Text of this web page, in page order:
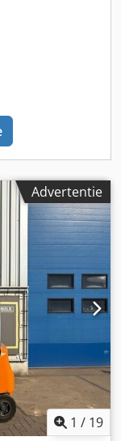
6PzS930
Ah
× 2.800 mm
4-voudige
CE-
Advertentie
1 / 19